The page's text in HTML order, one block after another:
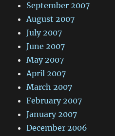
September 2007
August 2007
July 2007
June 2007
May 2007
April 2007
March 2007
February 2007
January 2007
December 2006